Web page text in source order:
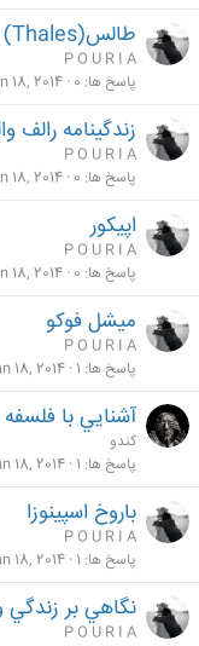
طالس(Thales)
P O U R I A
پاسخ ها 0
18, 2014
زندگينامه رالف
P O U R I A
پاسخ ها 0
18, 2014
اپیکور
P O U R I A
پاسخ ها 0
18, 2014
میشل فوکو
P O U R I A
پاسخ ها 1
18, 2014
آشنايي با
كندو
پاسخ ها 1
18, 2014
باروخ اسپینوزا
P O U R I A
پاسخ ها 1
18, 2014
نگاهي بر زندگي
P O U R I A